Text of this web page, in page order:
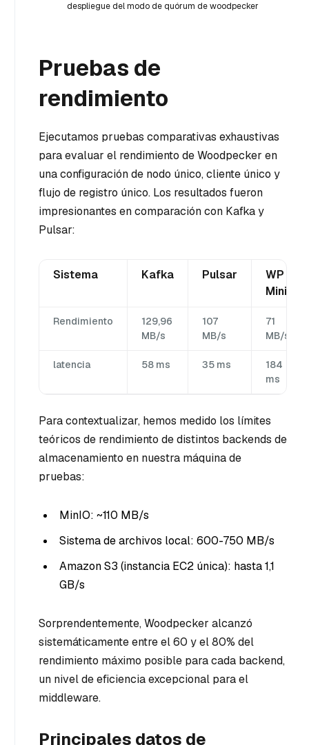
despliegue del modo de quórum de woodpecker
Pruebas de
rendimiento
Ejecutamos pruebas comparativas exhaustivas
para evaluar el rendimiento de Woodpecker en
una configuración de nodo único, cliente único y
flujo de registro único. Los resultados fueron
impresionantes en comparación con Kafka y
Pulsar:
Sistema Kafka Pulsar
WP
Minio
Rendimiento
129,96
MB/s
107
MB/s
71
MB/s
latencia 58 ms 35 ms
184
ms
Para contextualizar, hemos medido los límites
teóricos de rendimiento de distintos backends de
almacenamiento en nuestra máquina de
pruebas:
MinIO: ~110 MB/s
Sistema de archivos local: 600-750 MB/s
Amazon S3 (instancia EC2 única): hasta 1,1
GB/s
Sorprendentemente, Woodpecker alcanzó
sistemáticamente entre el 60 y el 80% del
rendimiento máximo posible para cada backend,
un nivel de eficiencia excepcional para el
middleware.
Principales datos de